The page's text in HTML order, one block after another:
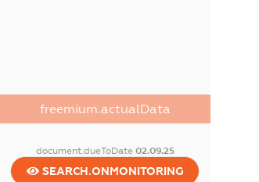
freemium.actualData
document.dueToDate 02.09.25
SEARCH.ONMONITORING